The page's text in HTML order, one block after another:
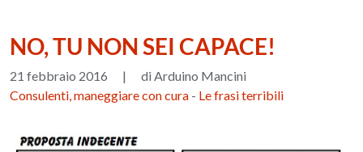
NO, TU NON SEI CAPACE!
21 febbraio 2016 |
di Arduino Mancini
Consulenti, maneggiare con cura - Le frasi terribili